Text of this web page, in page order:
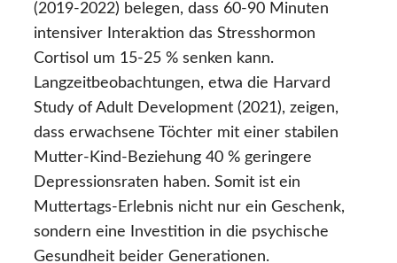
(2019-2022) belegen, dass 60-90 Minuten
intensiver Interaktion das Stresshormon
Cortisol um 15-25 % senken kann.
Langzeitbeobachtungen, etwa die Harvard
Study of Adult Development (2021), zeigen,
dass erwachsene Töchter mit einer stabilen
Mutter-Kind-Beziehung 40 % geringere
Depressionsraten haben. Somit ist ein
Muttertags-Erlebnis nicht nur ein Geschenk,
sondern eine Investition in die psychische
Gesundheit beider Generationen.